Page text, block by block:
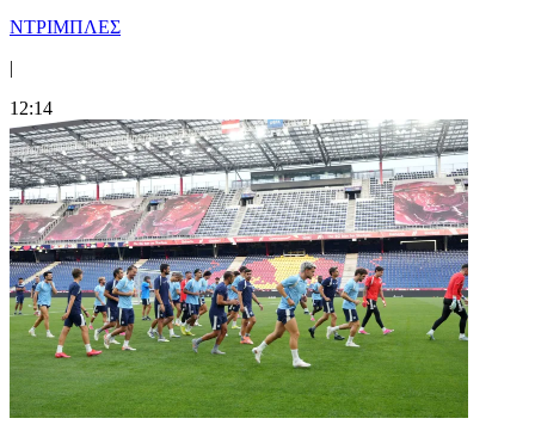
ΝΤΡΙΜΠΛΕΣ
|
12:14